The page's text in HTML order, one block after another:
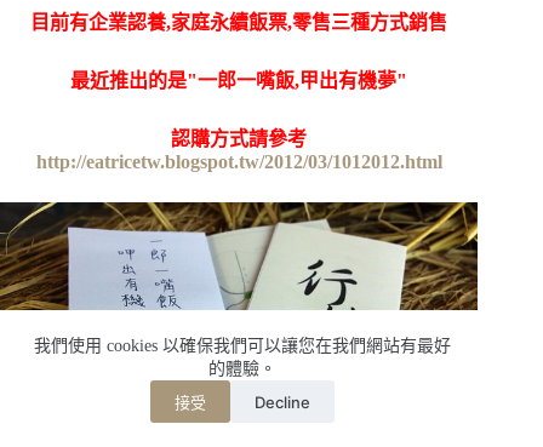
我們使用 cookies 以確保我們可以讓您在我們網站有最好
的體驗。
接受 Decline
目前有企業認養,家庭永續飯票,零售三種方式銷售
最近推出的是"一郎一嘴飯,甲出有機夢"
認購方式請參考
http://eatricetw.blogspot.tw/2012/03/1012012.html